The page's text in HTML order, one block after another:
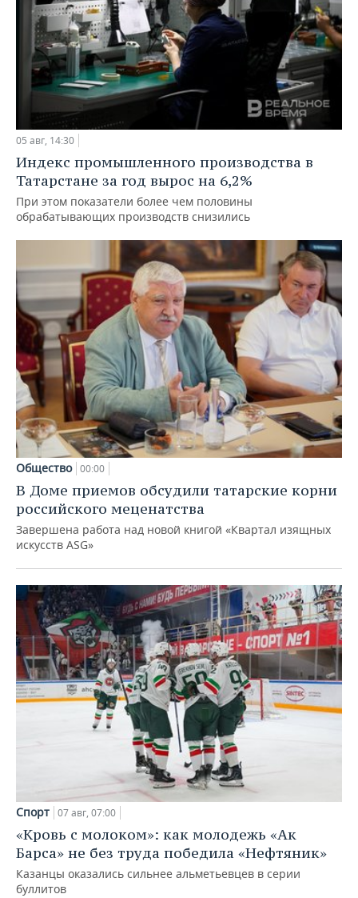
05 авг, 14:30
Индекс промышленного производства в
Татарстане за год вырос на 6,2%
При этом показатели более чем половины
обрабатывающих производств снизились
Общество 00:00
В Доме приемов обсудили татарские корни
российского меценатства
Завершена работа над новой книгой «Квартал изящных
искусств ASG»
Спорт 07 авг, 07:00
«Кровь с молоком»: как молодежь «Ак
Барса» не без труда победила «Нефтяник»
Казанцы оказались сильнее альметьевцев в серии
буллитов